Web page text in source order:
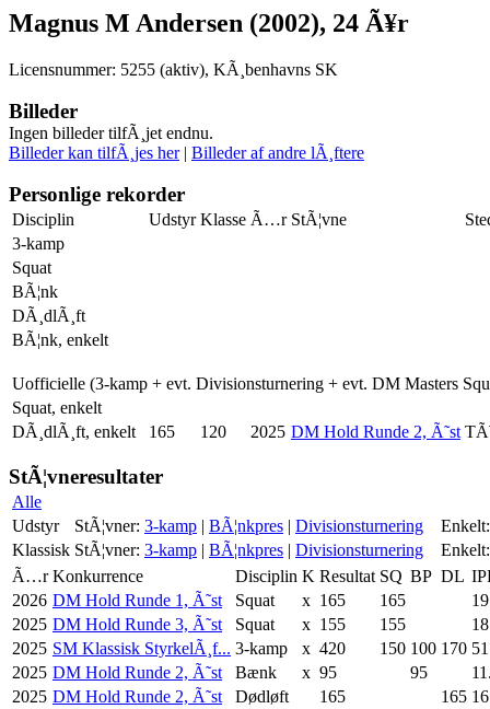
Magnus M Andersen (2002), 24 Ã¥r
Licensnummer: 5255 (aktiv), KÃ¸benhavns SK
Billeder
Ingen billeder tilfÃ¸jet endnu.
Billeder kan tilfÃ¸jes her| Billeder af andre lÃ¸ftere
Personlige rekorder
Disciplin Udstyr Klasse Ã…r StÃ¦vne
3-kamp
Squat
BÃ¦nk
DÃ¸dlÃ¸ft
BÃ¦nk, enkelt
Uofficielle (3-kamp + evt. Divisionsturnering + evt. DM Masters
Squat, enkelt
DÃ¸dlÃ¸ft, enkelt
165 120 2025 DM Hold Runde 2, Ã˜st
StÃ¦vneresultater
Alle
Udstyr
StÃ¦vner: 3-kamp | BÃ¦nkpres | Divisionsturnering
Enkelt:
Klassisk StÃ¦vner: 3-kamp | BÃ¦nkpres | Divisionsturnering
Enkelt:
Ã…r Konkurrence Disciplin K Resultat SQ BP DL
2026 DM Hold Runde 1, Ã˜st Squat x 165 165
2025 DM Hold Runde 3, Ã˜st Squat x 155 155
2025 SM Klassisk StyrkelÃ¸f... 3-kamp x 420 150 100 170
2025 DM Hold Runde 2, Ã˜st Bænk x 95 95
2025 DM Hold Runde 2, Ã˜st Dødløft 165 165